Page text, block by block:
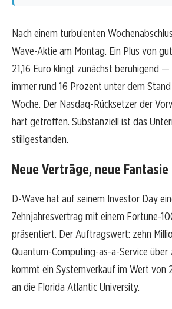
Nach einem turbulenten
Wave-Aktie am Montag. Ein Plus von
21,16 Euro klingt zunächst beruhigend
immer rund 16 Prozent unter dem
Woche. Der Nasdaq-Rücksetzer der
hart getroffen. Substanziell ist das
stillgestanden.
Neue Verträge, neue Fantasie
D-Wave hat auf seinem Investor Day
Zehnjahresvertrag mit einem Fortune-
präsentiert. Der Auftragswert: zehn
Quantum-Computing-as-a-Service über
kommt ein Systemverkauf im Wert von
an die Florida Atlantic University.